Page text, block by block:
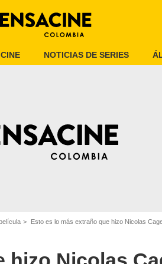
NOTICIAS DE SERIES
Esto es lo más extraño que hizo Nicolas Cage